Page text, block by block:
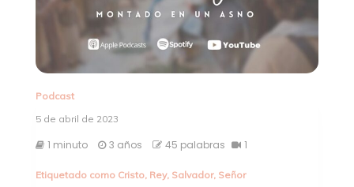
Podcast
5 de abril de 2023
1 minuto 3 años 45 palabras 1
Etiquetado como Cristo, Rey, Salvador, Señor